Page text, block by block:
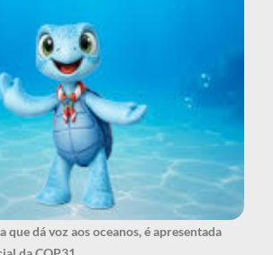
que dá voz aos oceanos, é apresentada